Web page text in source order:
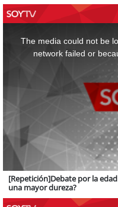
The media could not be
network failed or
[Repetición]Debate por la
una mayor dureza?